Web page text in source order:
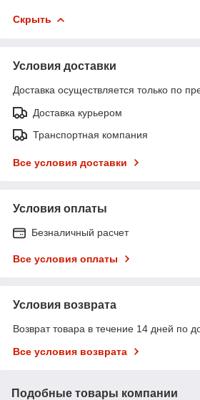
Скрыть
Условия доставки
Доставка осуществляется только по
Доставка курьером
Транспортная компания
Все условия доставки
Условия оплаты
Безналичный расчет
Все условия оплаты
Условия возврата
Возврат товара в течение 14 дней по
Все условия возврата
Подобные товары компании